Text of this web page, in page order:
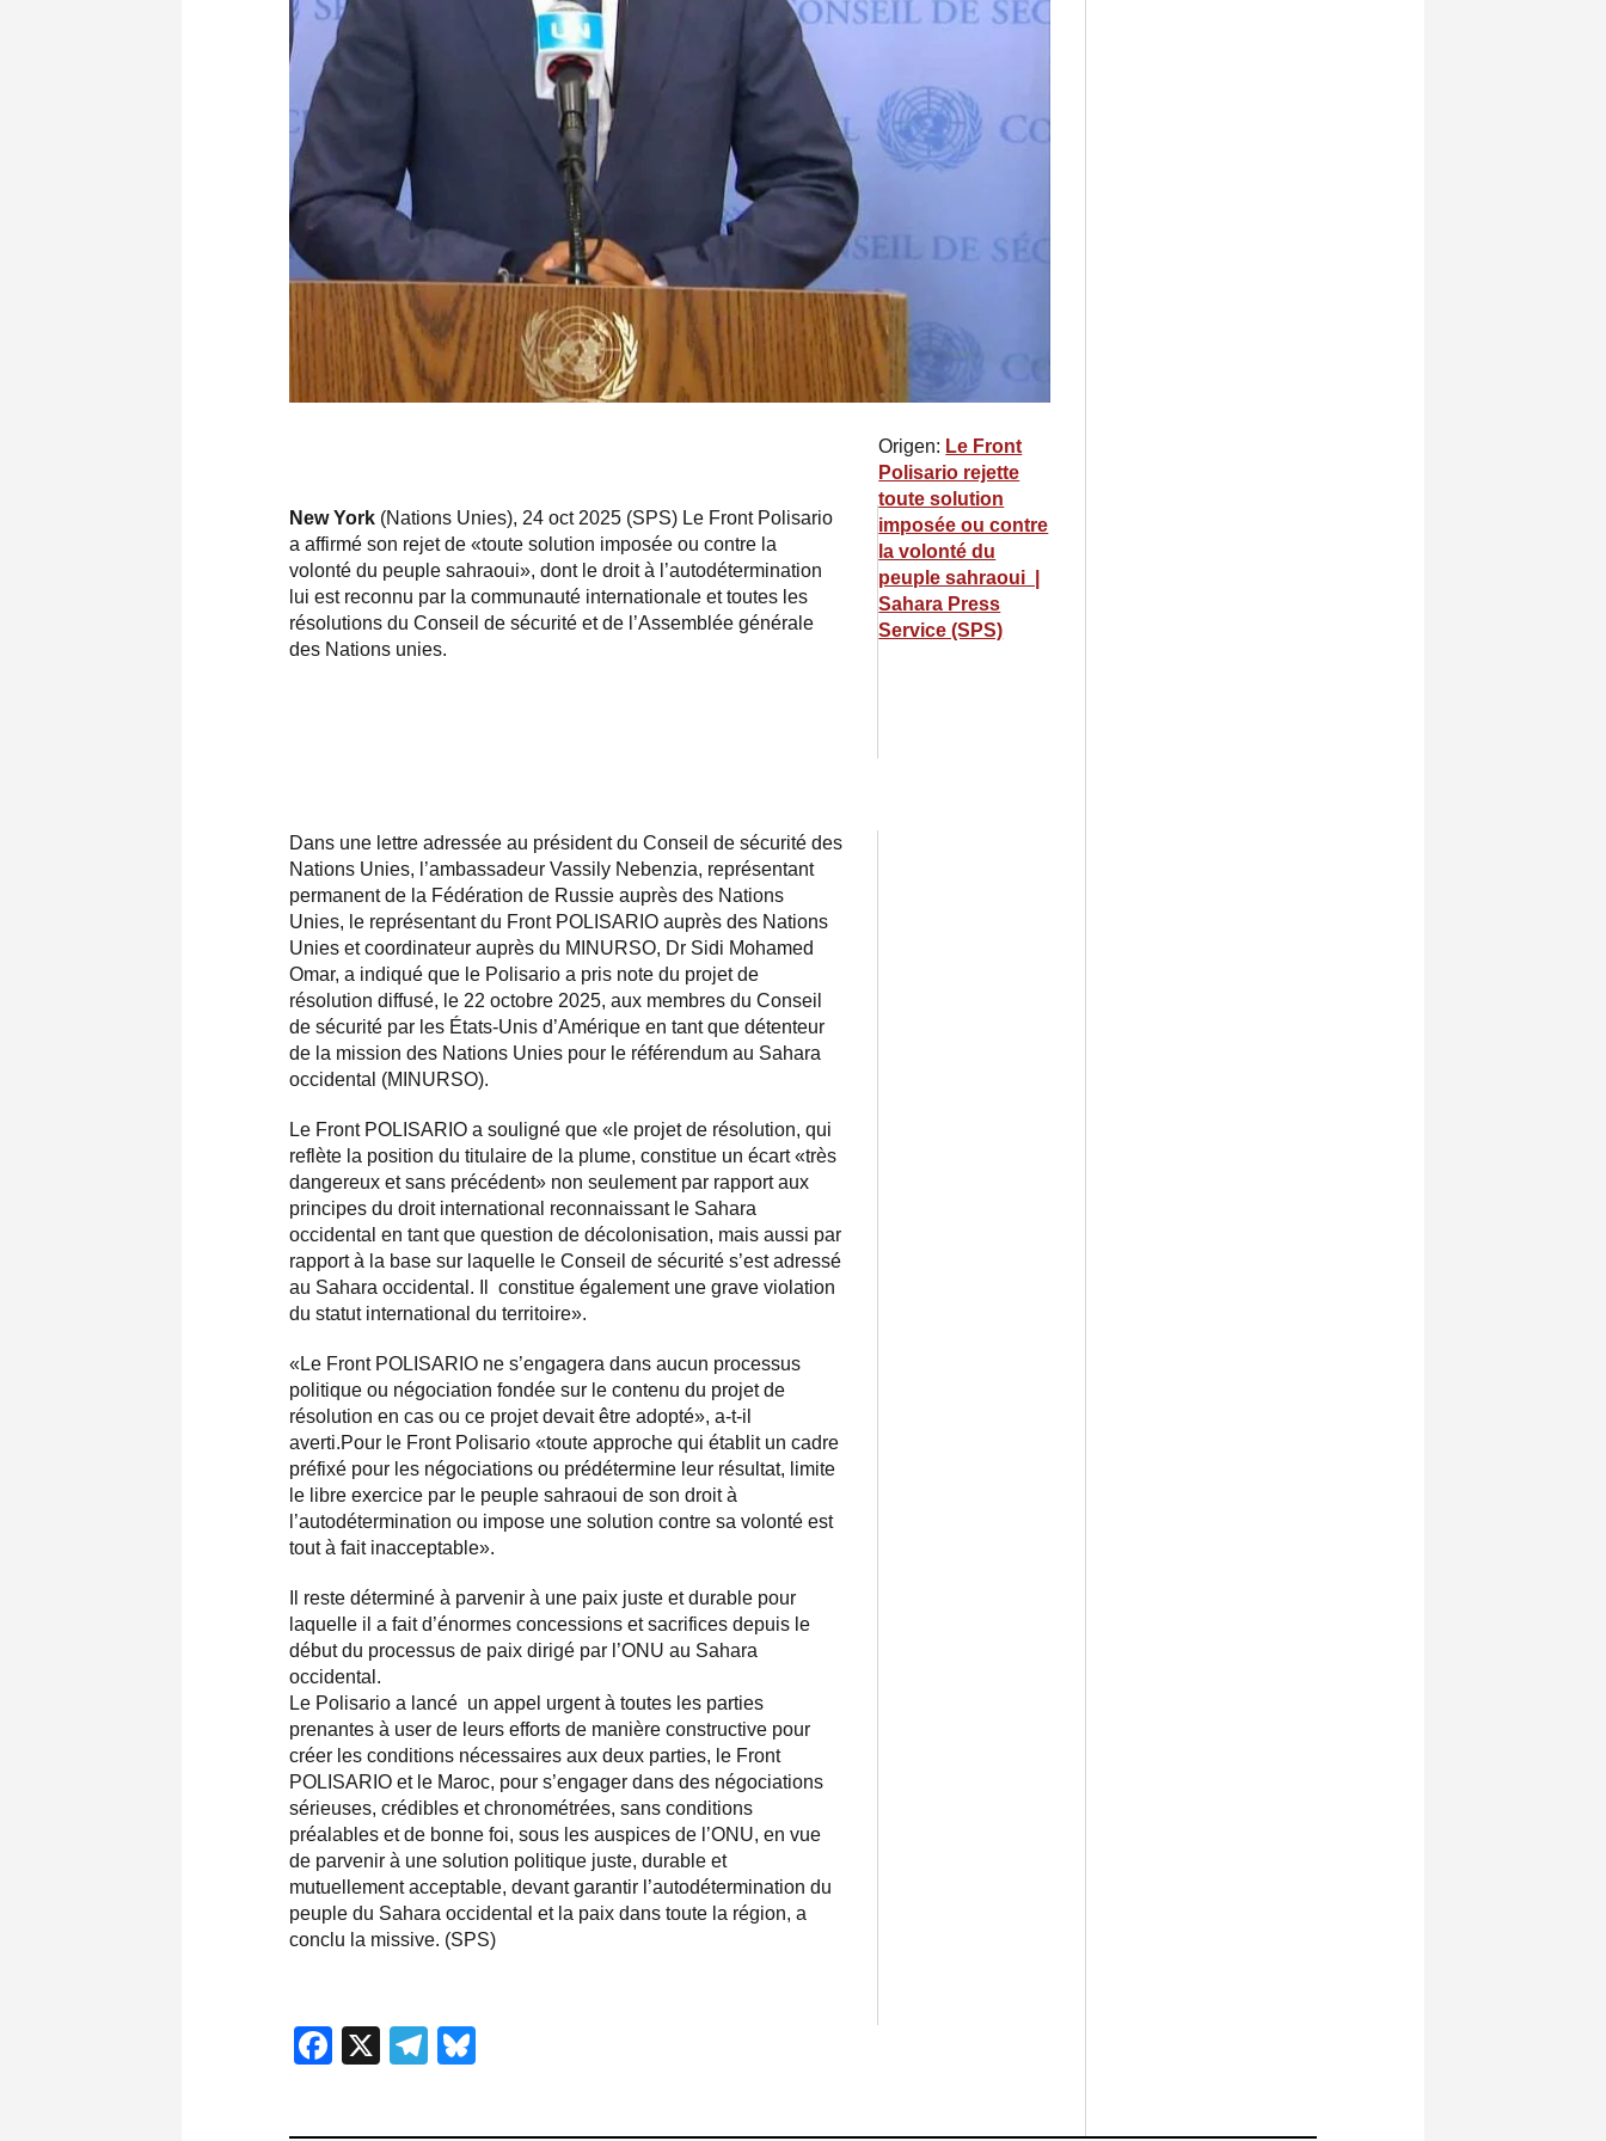
New York (Nations Unies), 24 oct 2025 (SPS) Le Front Polisario
a affirmé son rejet de «toute solution imposée ou contre la
volonté du peuple sahraoui», dont le droit à l’autodétermination
lui est reconnu par la communauté internationale et toutes les
résolutions du Conseil de sécurité et de l’Assemblée générale
des Nations unies.
Dans une lettre adressée au président du Conseil de sécurité des
Nations Unies, l’ambassadeur Vassily Nebenzia, représentant
permanent de la Fédération de Russie auprès des Nations
Unies, le représentant du Front POLISARIO auprès des Nations
Unies et coordinateur auprès du MINURSO, Dr Sidi Mohamed
Omar, a indiqué que le Polisario a pris note du projet de
résolution diffusé, le 22 octobre 2025, aux membres du Conseil
de sécurité par les États-Unis d’Amérique en tant que détenteur
de la mission des Nations Unies pour le référendum au Sahara
occidental (MINURSO).
Le Front POLISARIO a souligné que «le projet de résolution, qui
reflète la position du titulaire de la plume, constitue un écart «très
dangereux et sans précédent» non seulement par rapport aux
principes du droit international reconnaissant le Sahara
occidental en tant que question de décolonisation, mais aussi par
rapport à la base sur laquelle le Conseil de sécurité s’est adressé
au Sahara occidental. Il constitue également une grave violation
du statut international du territoire».
«Le Front POLISARIO ne s’engagera dans aucun processus
politique ou négociation fondée sur le contenu du projet de
résolution en cas ou ce projet devait être adopté», a-t-il
averti.Pour le Front Polisario «toute approche qui établit un cadre
préfixé pour les négociations ou prédétermine leur résultat, limite
le libre exercice par le peuple sahraoui de son droit à
l’autodétermination ou impose une solution contre sa volonté est
tout à fait inacceptable».
Il reste déterminé à parvenir à une paix juste et durable pour
laquelle il a fait d’énormes concessions et sacrifices depuis le
début du processus de paix dirigé par l’ONU au Sahara
occidental.
Le Polisario a lancé un appel urgent à toutes les parties
prenantes à user de leurs efforts de manière constructive pour
créer les conditions nécessaires aux deux parties, le Front
POLISARIO et le Maroc, pour s’engager dans des négociations
sérieuses, crédibles et chronométrées, sans conditions
préalables et de bonne foi, sous les auspices de l’ONU, en vue
de parvenir à une solution politique juste, durable et
mutuellement acceptable, devant garantir l’autodétermination du
peuple du Sahara occidental et la paix dans toute la région, a
conclu la missive. (SPS)
Origen: Le Front
Polisario rejette
toute solution
imposée ou contre
la volonté du
peuple sahraoui |
Sahara Press
Service (SPS)
Facebook
X Telegram